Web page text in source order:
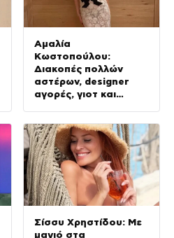
Αμαλία
Κωστοπούλου:
Διακοπές πολλών
αστέρων, designer
αγορές, γιοτ και
Σίσσυ Χρηστίδου: Με
μαγιό στα